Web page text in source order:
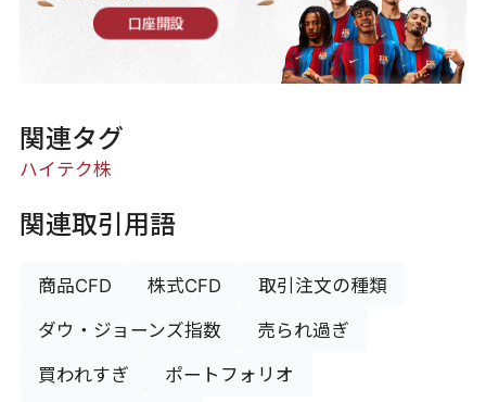
口座開設
関連タグ
ハイテク株
関連取引用語
商品CFD 株式CFD 取引注文の種類
ダウ・ジョーンズ指数 売られ過ぎ
買われすぎ ポートフォリオ